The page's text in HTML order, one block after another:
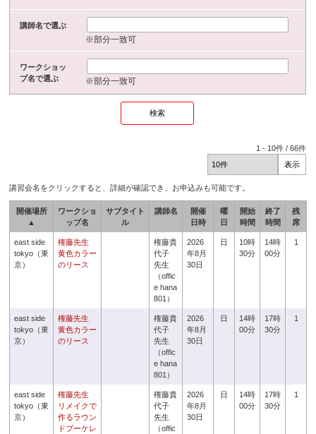
講師名で選ぶ
※部分一致可
ワークショッ
プ名で選ぶ
※部分一致可
1 - 10件 /66件
講習会名をクリックすると、詳細が確認でき、お申込みも可能です。
開催場所
▲
ワークショ
ップ名
サブタイト
ル
講師名
開催
日時
曜
日
開始
時間
終了
時間
残
席
east side
tokyo（東
京）
権藤先生
黄色カラー
のリース
権藤貴
代子
先生
（offic
e hana
801）
2026
年8月
30日
日
10時
30分
14時
00分
1
east side
tokyo（東
京）
権藤先生
黄色カラー
のリース
権藤貴
代子
先生
（offic
e hana
801）
2026
年8月
30日
日
14時
00分
17時
30分
1
east side
tokyo（東
京）
権藤先生
リメイクで
作るラウン
ドブーケレ
権藤貴
代子
先生
（offic
2026
年8月
30日
日
14時
00分
17時
30分
1